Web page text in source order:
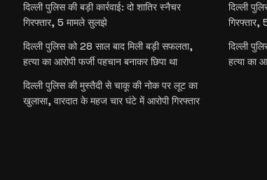
दिल्ली पुलिस की बड़ी कार्रवाई: दो शातिर स्नैचर
गिरफ्तार, 5 मामले सुलझे
दिल्ली पुलिस को 28 साल बाद मिली बड़ी सफलता,
हत्या का आरोपी फर्जी पहचान बनाकर छिपा था
दिल्ली पुलिस की मुस्तैदी से चाकू की नोक पर लूट का
खुलासा, वारदात के महज चार घंटे में आरोपी गिरफ्तार
दिल्ली
दिल्ली
हत्या का